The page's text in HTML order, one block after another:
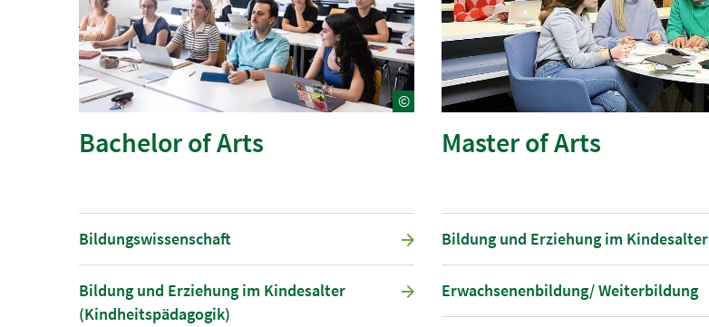
©
Bachelor of Arts
Bildungswissenschaft
Bildung und Erziehung im Kindesalter
(Kindheitspädagogik)
Master of Arts
Bildung und Erziehung im Kindesalter
Erwachsenenbildung/ Weiterbildung